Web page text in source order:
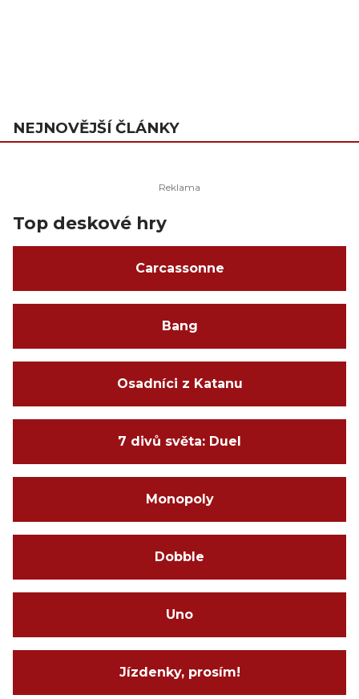
NEJNOVĚJŠÍ ČLÁNKY
Top deskové hry
Carcassonne
Bang
Osadníci z Katanu
7 divů světa: Duel
Monopoly
Dobble
Uno
Jízdenky, prosím!